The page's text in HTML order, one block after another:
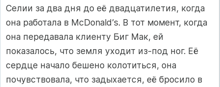
Селии за два дня до её двадцатилетия, когда
она работала в McDonald’s. В тот момент, когда
она передавала клиенту Биг Мак, ей
показалось, что земля уходит из-под ног. Её
сердце начало бешено колотиться, она
почувствовала, что задыхается, её бросило в